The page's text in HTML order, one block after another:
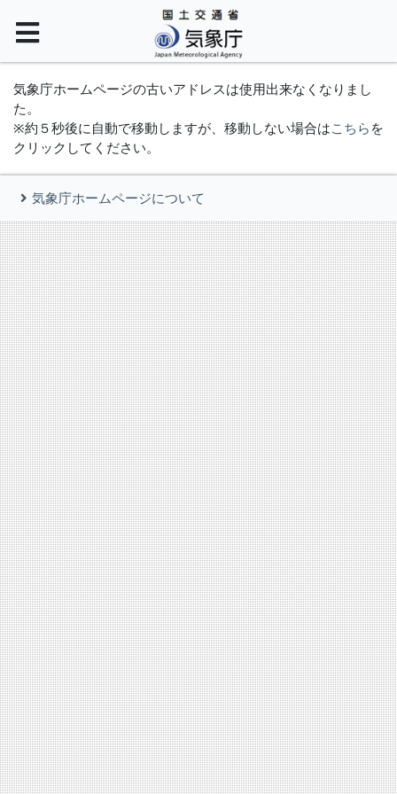
気象庁ホームページの古いアドレスは使用出来なくなりまし
た。
※約５秒後に自動で移動しますが、移動しない場合はこちら を
クリックしてください。
気象庁ホームページについて